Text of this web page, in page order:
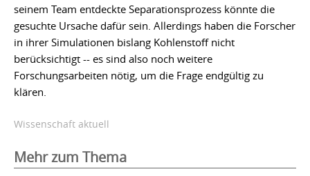
seinem Team entdeckte Separationsprozess könnte die
gesuchte Ursache dafür sein. Allerdings haben die Forscher
in ihrer Simulationen bislang Kohlenstoff nicht
berücksichtigt -- es sind also noch weitere
Forschungsarbeiten nötig, um die Frage endgültig zu
klären.
Wissenschaft aktuell
Mehr zum Thema